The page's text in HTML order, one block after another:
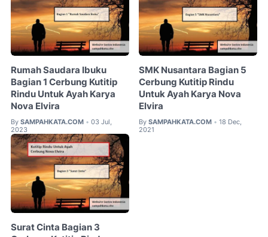
Rumah Saudara Ibuku
Bagian 1 Cerbung Kutitip
Rindu Untuk Ayah Karya
Nova Elvira
By SAMPAHKATA.COM • 03 Jul,
2023
SMK Nusantara Bagian 5
Cerbung Kutitip Rindu
Untuk Ayah Karya Nova
Elvira
By SAMPAHKATA.COM • 18 Dec,
2021
Surat Cinta Bagian 3